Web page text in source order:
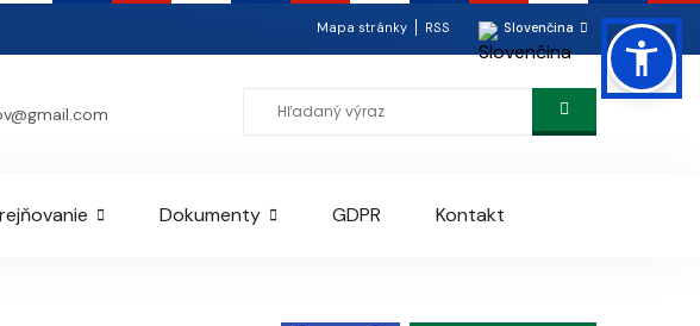
Mapa stránky RSS Slovenčina
Dokumenty GDPR Kontakt